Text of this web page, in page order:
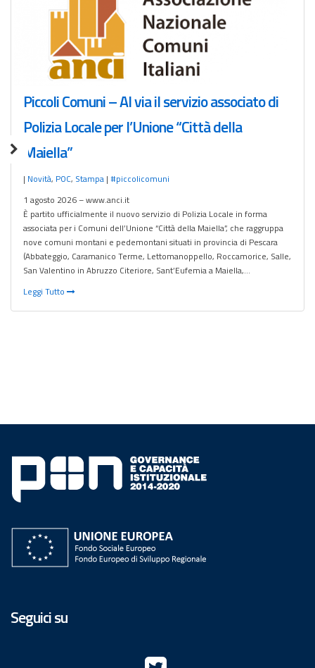
Piccoli Comuni – Al via il servizio associato di
Polizia Locale per l’Unione “Città della
Maiella”
| Novità, POC, Stampa | #piccolicomuni
1 agosto 2026 – www.anci.it
È partito ufficialmente il nuovo servizio di Polizia Locale in forma
associata per i Comuni dell’Unione “Città della Maiella”, che raggruppa
nove comuni montani e pedemontani situati in provincia di Pescara
(Abbateggio, Caramanico Terme, Lettomanoppello, Roccamorice, Salle,
San Valentino in Abruzzo Citeriore, Sant’Eufemia a Maiella,…
Leggi Tutto
Seguici su